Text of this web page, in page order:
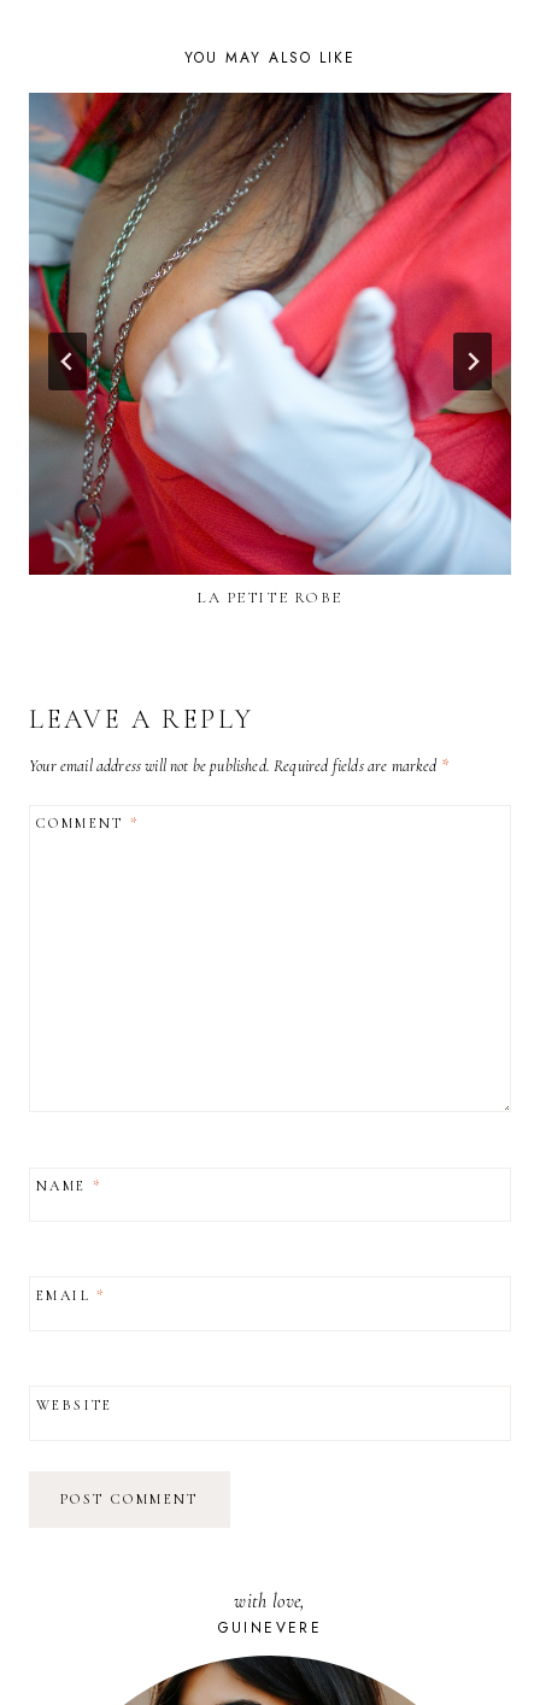
YOU MAY ALSO LIKE
LA PETITE ROBE
LEAVE A REPLY
Your email address will not be published. Required fields are marked *
COMMENT*
NAME *
EMAIL*
WEBSITE
with love,
GUINEVERE